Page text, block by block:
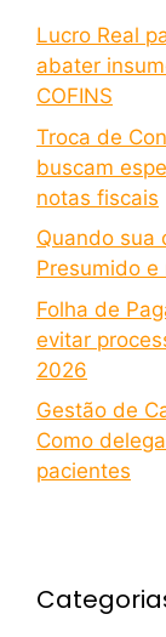
Lucro Real
abater
COFINS
Troca de
buscam
notas fiscais
Quando sua
Presumido e
Folha de
evitar
2026
Gestão de
Como
pacientes